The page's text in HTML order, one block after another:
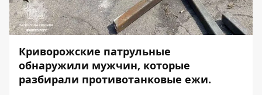
Криворожские патрульные
обнаружили мужчин, которые
разбирали противотанковые ежи.